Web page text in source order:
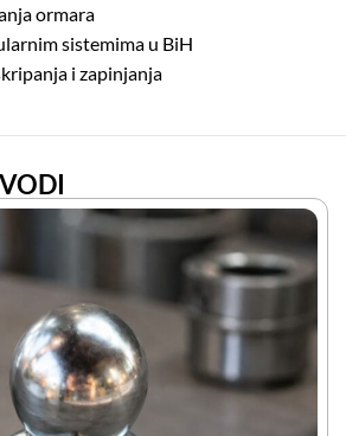
ormara
sistemima u BiH
i zapinjanja